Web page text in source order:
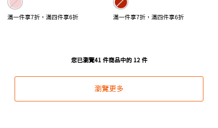
滿一件享7折，滿四件享6折 滿一件享7折，滿四件享6折
您已瀏覽41 件商品中的 12 件
瀏覽更多